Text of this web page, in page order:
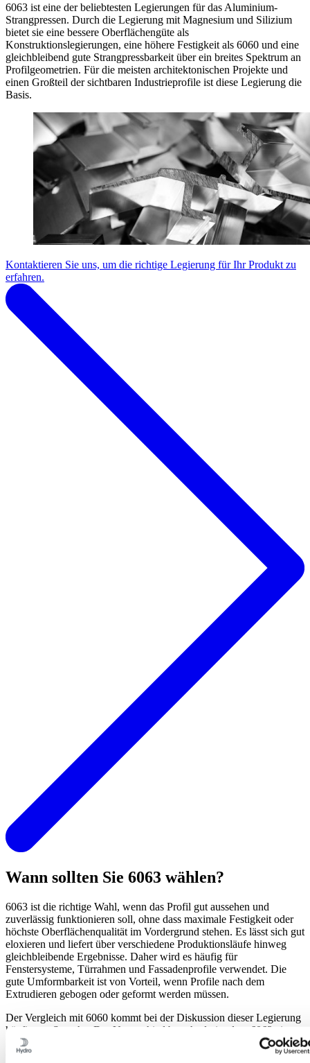
6063 ist eine der beliebtesten Legierungen für das Aluminium-
Strangpressen. Durch die Legierung mit Magnesium und Silizium
bietet sie eine bessere Oberflächengüte als
Konstruktionslegierungen, eine höhere Festigkeit als 6060 und eine
gleichbleibend gute Strangpressbarkeit über ein breites Spektrum an
Profilgeometrien. Für die meisten architektonischen Projekte und
einen Großteil der sichtbaren Industrieprofile ist diese Legierung die
Basis.
Kontaktieren Sie uns, um die richtige Legierung für Ihr Produkt zu
erfahren.
Wann sollten Sie 6063 wählen?
6063 ist die richtige Wahl, wenn das Profil gut aussehen und
zuverlässig funktionieren soll, ohne dass maximale Festigkeit oder
höchste Oberflächenqualität im Vordergrund stehen. Es lässt sich gut
eloxieren und liefert über verschiedene Produktionsläufe hinweg
gleichbleibende Ergebnisse. Daher wird es häufig für
Fenstersysteme, Türrahmen und Fassadenprofile verwendet. Die
gute Umformbarkeit ist von Vorteil, wenn Profile nach dem
Extrudieren gebogen oder geformt werden müssen.
Der Vergleich mit 6060 kommt bei der Diskussion dieser Legierung
häufig zur Sprache. Der Unterschied besteht darin, dass 6063 eine
höhere Festigkeit bei geringfügigen Einbußen in der
Oberflächenqualität bietet. In den meisten Anwendungen ist dies in